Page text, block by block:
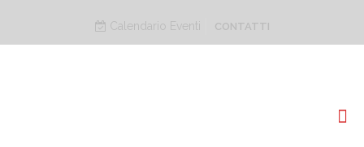
Calendario Eventi CONTATTI